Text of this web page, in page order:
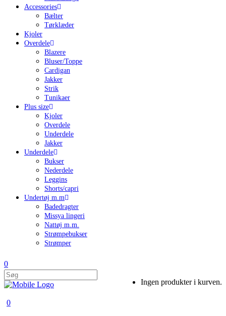
Accessories
Bælter
Tørklæder
Kjoler
Overdele
Blazere
Bluser/Toppe
Cardigan
Jakker
Strik
Tunikaer
Plus size
Kjoler
Overdele
Underdele
Jakker
Underdele
Bukser
Nederdele
Leggins
Shorts/capri
Undertøj m.m
Badedragter
Missya lingeri
Nattøj m.m.
Strømpebukser
Strømper
0
Ingen produkter i kurven.
0